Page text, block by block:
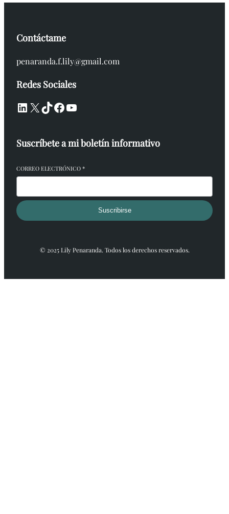
Contáctame
penaranda.f.lily@gmail.com
Redes Sociales
LinkedIn X TikTok Facebook YouTube
Suscríbete a mi boletín informativo
CORREO ELECTRÓNICO *
Suscribirse
© 2025 Lily Penaranda. Todos los derechos reservados.